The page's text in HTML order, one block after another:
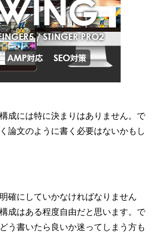
成には特に決まりはありません。で
論文のように書く必要はないかもし
確にしていかなければなりません
成はある程度自由だと思います。で
う書いたら良いか迷ってしまう方も